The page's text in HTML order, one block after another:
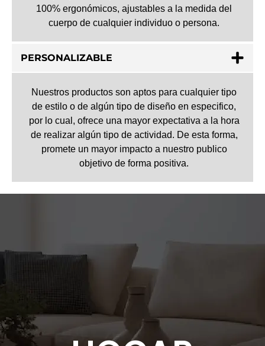
100% ergonómicos, ajustables a la medida del
cuerpo de cualquier individuo o persona.
PERSONALIZABLE
Nuestros productos son aptos para cualquier tipo
de estilo o de algún tipo de diseño en especifico,
por lo cual, ofrece una mayor expectativa a la hora
de realizar algún tipo de actividad. De esta forma,
promete un mayor impacto a nuestro publico
objetivo de forma positiva.